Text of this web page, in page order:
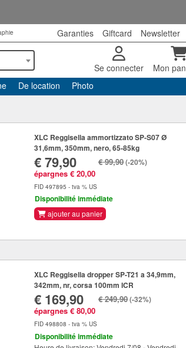
Garanties Giftcard Newsletter
Se connecter
Mon
De location Photo
XLC Reggisella ammortizzato SP-S07 Ø
31,6mm, 350mm, nero, 65-85kg
€ 79,90
épargnes € 20,00
€ 99,90(-20%)
FID 497895 - tva % US
Disponibilité immédiate
ajouter au panier
XLC Reggisella dropper SP-T21 a 34,9mm,
342mm, nr, corsa 100mm ICR
€ 169,90
épargnes € 80,00
€ 249,90(-32%)
FID 498808 - tva % US
Disponibilité immédiate